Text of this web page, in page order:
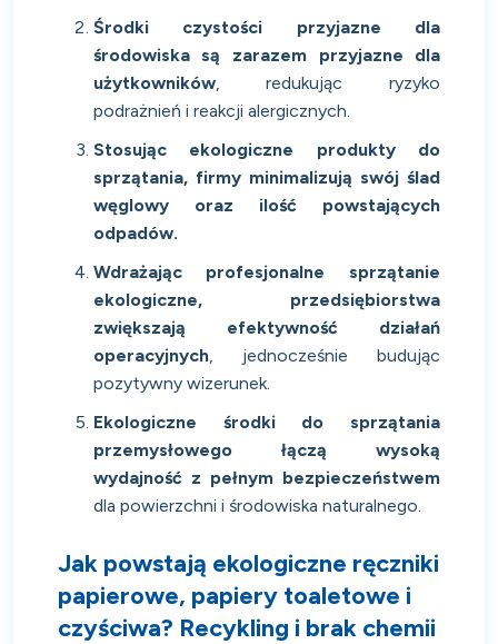
Środki czystości przyjazne dla
środowiska są zarazem przyjazne dla
użytkowników, redukując ryzyko
podrażnień i reakcji alergicznych.
Stosując ekologiczne produkty do
sprzątania, firmy minimalizują swój ślad
węglowy oraz ilość powstających
odpadów.
Wdrażając profesjonalne sprzątanie
ekologiczne, przedsiębiorstwa
zwiększają efektywność działań
operacyjnych, jednocześnie budując
pozytywny wizerunek.
Ekologiczne środki do sprzątania
przemysłowego łączą wysoką
wydajność z pełnym bezpieczeństwem
dla powierzchni i środowiska naturalnego.
Jak powstają ekologiczne ręczniki
papierowe, papiery toaletowe i
czyściwa? Recykling i brak chemii